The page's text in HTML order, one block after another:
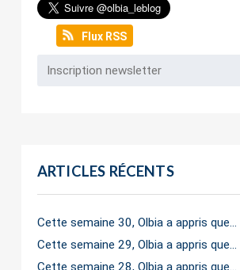
Flux RSS
ARTICLES RÉCENTS
Cette semaine 30, Olbia a appris que…
Cette semaine 29, Olbia a appris que…
Cette semaine 28, Olbia a appris que…